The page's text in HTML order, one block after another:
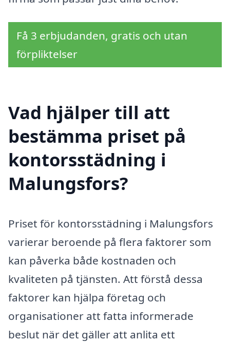
Få 3 erbjudanden, gratis och utan
förpliktelser
Vad hjälper till att
bestämma priset på
kontorsstädning i
Malungsfors?
Priset för kontorsstädning i Malungsfors
varierar beroende på flera faktorer som
kan påverka både kostnaden och
kvaliteten på tjänsten. Att förstå dessa
faktorer kan hjälpa företag och
organisationer att fatta informerade
beslut när det gäller att anlita ett